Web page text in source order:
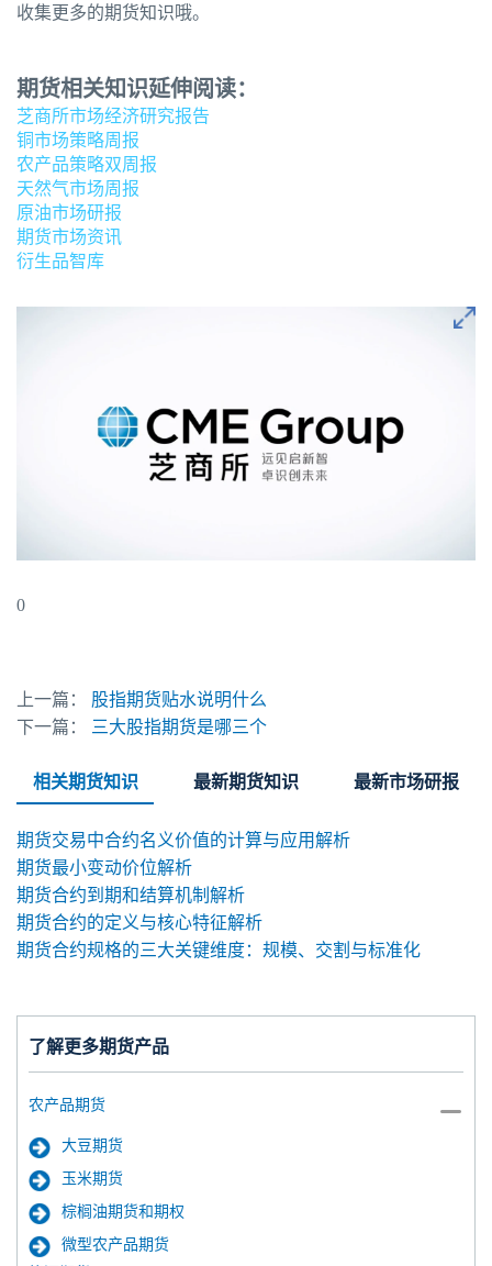
了解更多期货产品
农产品期货
大豆期货
玉米期货
棕榈油期货和期权
微型农产品期货
收集更多的期货知识哦。
期货相关知识延伸阅读：
芝商所市场经济研究报告
铜市场策略周报
农产品策略双周报
天然气市场周报
原油市场研报
期货市场资讯
衍生品智库
0
上一篇：
股指期货贴水说明什么
下一篇：
三大股指期货是哪三个
相关期货知识 最新期货知识 最新市场研报
期货交易中合约名义价值的计算与应用解析
期货最小变动价位解析
期货合约到期和结算机制解析
期货合约的定义与核心特征解析
期货合约规格的三大关键维度：规模、交割与标准化